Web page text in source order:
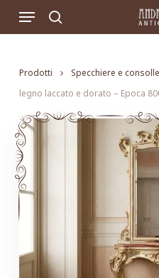
search
Menu
Prodotti Specchiere e consolle
legno laccato e dorato – Epoca